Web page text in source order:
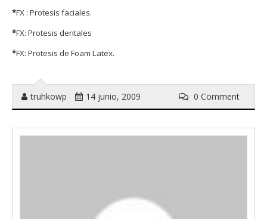
*FX : Protesis faciales.
*FX: Protesis dentales
*FX: Protesis de Foam Latex.
truhkowp 14 junio, 2009 0 Comment